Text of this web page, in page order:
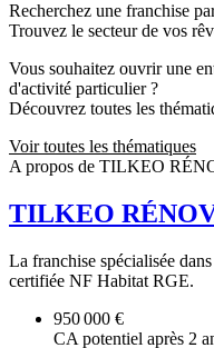
Recherchez une franchise
Trouvez le secteur de vos
Vous souhaitez ouvrir une
d'activité particulier ?
Découvrez toutes les
Voir toutes les thématiques
A propos de TILKEO
TILKEO
La franchise spécialisée
certifiée NF Habitat RGE.
950 000 €
CA potentiel après 2